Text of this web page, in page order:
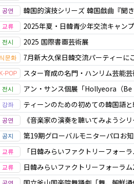
韓国的演技シリーズ 韓国戯曲『聞
2025年夏・日韓青少年交流キャン
2025 国際書画芸術展
7月新大久保日韓交流パーティーに
スター育成の名門・ハンリム芸能
アン・サンス個展「Hollyeora（Be
ティーンのための初めての韓国語
《音楽家の演奏を聴いてみようシ
第19期グローバルモニターパロお
「日韓みらいファクトリーフォーラ
日韓みらいファクトリーフォーラ